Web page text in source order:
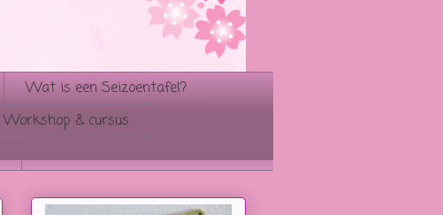
Wat is een Seizoentafel?
Workshop & cursus